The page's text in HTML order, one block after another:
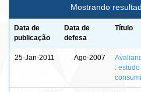
Mostrando
Data de
publicação
Data de
defesa
Título
25-Jan-2011 Ago-2007
: